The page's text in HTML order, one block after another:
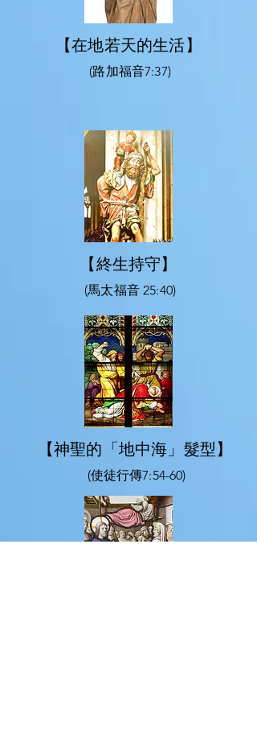
【在地若天的生活】
(路加福音7:37)
【終生持守】
(馬太福音 25:40)
【神聖的「地中海」髮型】
(使徒行傳7:54-60)